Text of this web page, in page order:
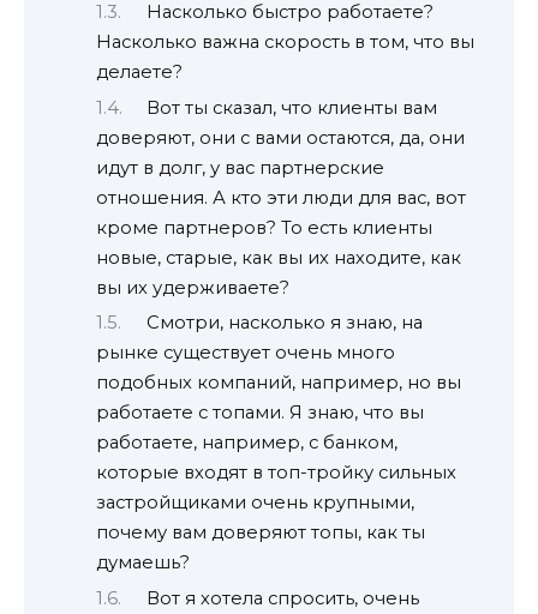
Насколько быстро работаете?
Насколько важна скорость в том, что вы
делаете?
Вот ты сказал, что клиенты вам
доверяют, они с вами остаются, да, они
идут в долг, у вас партнерские
отношения. А кто эти люди для вас, вот
кроме партнеров? То есть клиенты
новые, старые, как вы их находите, как
вы их удерживаете?
Смотри, насколько я знаю, на
рынке существует очень много
подобных компаний, например, но вы
работаете с топами. Я знаю, что вы
работаете, например, с банком,
которые входят в топ-тройку сильных
застройщиками очень крупными,
почему вам доверяют топы, как ты
думаешь?
Вот я хотела спросить, очень